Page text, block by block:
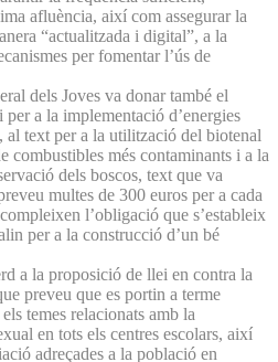
afluència, així com assegurar la
“actualitzada i digital”, a la
per fomentar l’ús de
dels Joves va donar també el
a la implementació d’energies
al text per a la utilització del biotenal
combustibles més contaminants i a la
dels boscos, text que va
multes de 300 euros per a cada
l’obligació que s’estableix
per a la construcció d’un bé
a la proposició de llei en contra la
preveu que es portin a terme
temes relacionats amb la
en tots els centres escolars, així
adreçades a la població en